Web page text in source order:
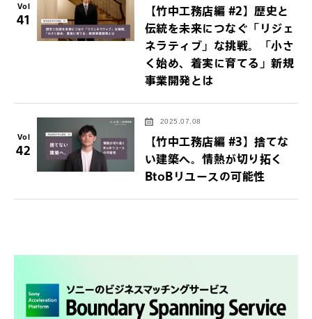
Vol
41
【竹中工務店編 #2】歴史と
伝統を未来につなぐ「リジェ
ネラティブ」な挑戦。「小さ
く始め、着実に育てる」新規
事業開発とは
Vol
42
2025.07.08
【竹中工務店編 #3】捨てな
い建築へ。情熱が切り拓く
BtoBリユースの可能性